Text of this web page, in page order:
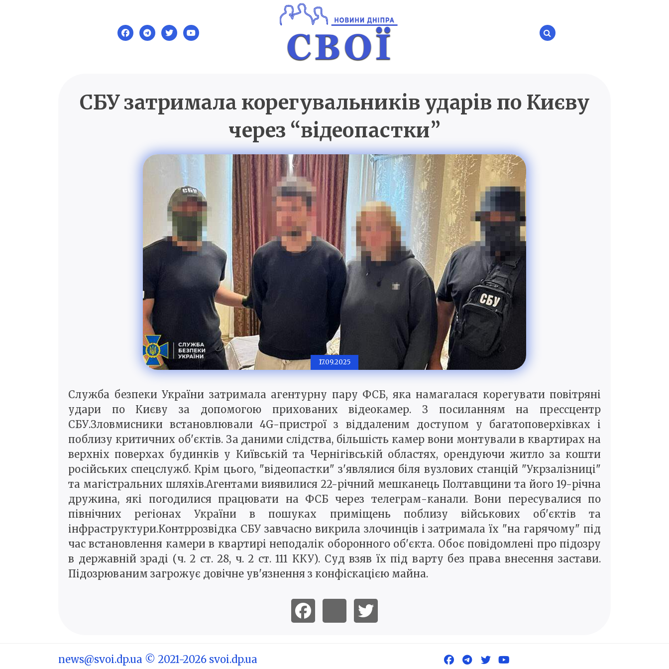
SVOI.DP.UA
Новини Дніпра
СБУ затримала корегувальників ударів по Києву
через “відеопастки”
17.09.2025
Служба безпеки України затримала агентурну пару ФСБ, яка намагалася корегувати повітряні
удари по Києву за допомогою прихованих відеокамер. З посиланням на прессцентр
СБУ.Зловмисники встановлювали 4G-пристрої з віддаленим доступом у багатоповерхівках і
поблизу критичних об'єктів. За даними слідства, більшість камер вони монтували в квартирах на
верхніх поверхах будинків у Київській та Чернігівській областях, орендуючи житло за кошти
російських спецслужб. Крім цього, "відеопастки" з'являлися біля вузлових станцій "Укрзалізниці"
та магістральних шляхів.Агентами виявилися 22-річний мешканець Полтавщини та його 19-річна
дружина, які погодилися працювати на ФСБ через телеграм-канали. Вони пересувалися по
північних регіонах України в пошуках приміщень поблизу військових об'єктів та
інфраструктури.Контррозвідка СБУ завчасно викрила злочинців і затримала їх "на гарячому" під
час встановлення камери в квартирі неподалік оборонного об'єкта. Обоє повідомлені про підозру
в державній зраді (ч. 2 ст. 28, ч. 2 ст. 111 ККУ). Суд взяв їх під варту без права внесення застави.
Підозрюваним загрожує довічне ув'язнення з конфіскацією майна.
news@svoi.dp.ua © 2021-2026 svoi.dp.ua